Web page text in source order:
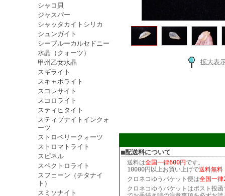
シャコ貝
ジャスパー
シャッタカイトシリカ
シュンガイト
シーブルーカルセドニー
水晶（クォーツ）
甲州乙女水晶
スギライト
スキャポライト
スコレサイト
スコロライト
スティヒタイト
スティブナイトインクォ
ーツ
ストロベリークォーツ
ストロマトライト
スピネル
スペクトロライト
スフェーン（チタナイ
ト）
スミソナイト
拡大表
■配送料について
送料は全国一律600円です。
10000円以上お買い上げで送料無料
クロネコゆうパケット便は全国一律
クロネコゆうパケットはポスト投